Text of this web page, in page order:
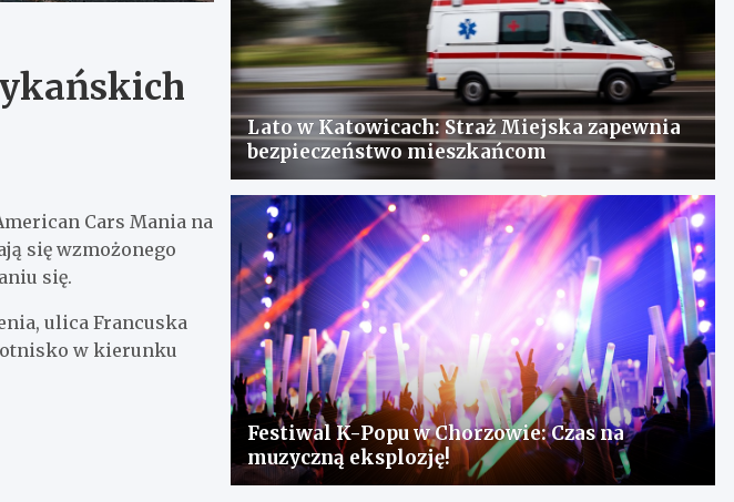
Cars Mania na
się wzmożonego
się.
ulica Francuska
w kierunku
Lato w Katowicach: Straż Miejska zapewnia
bezpieczeństwo mieszkańcom
Festiwal K-Popu w Chorzowie: Czas na
muzyczną eksplozję!